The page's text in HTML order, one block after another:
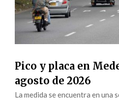
Pico y placa en
agosto de 2026
La medida se encuentra en una